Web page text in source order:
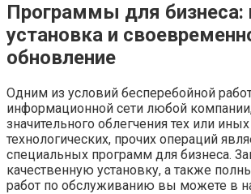
Программы для бизнеса:
установка и
обновление
Одним из условий бесперебойной
информационной сети любой
значительного облегчения тех или
технологических, прочих операций
специальных программ для бизнеса.
качественную установку, а также
работ по обслуживанию вы можете в